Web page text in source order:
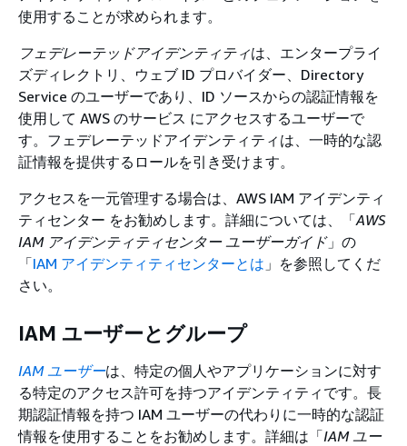
使用することが求められます。
フェデレーテッドアイデンティティは、エンタープライ
ズディレクトリ、ウェブ ID プロバイダー、Directory
Service のユーザーであり、ID ソースからの認証情報を
使用して AWS のサービス にアクセスするユーザーで
す。フェデレーテッドアイデンティティは、一時的な認
証情報を提供するロールを引き受けます。
アクセスを一元管理する場合は、AWS IAM アイデンティ
ティセンター をお勧めします。詳細については、「AWS
IAM アイデンティティセンター ユーザーガイド」の
「IAM アイデンティティセンターとは 」を参照してくだ
さい。
IAM ユーザーとグループ
IAM ユーザーは、特定の個人やアプリケーションに対す
る特定のアクセス許可を持つアイデンティティです。長
期認証情報を持つ IAM ユーザーの代わりに一時的な認証
情報を使用することをお勧めします。詳細は「IAM ユー